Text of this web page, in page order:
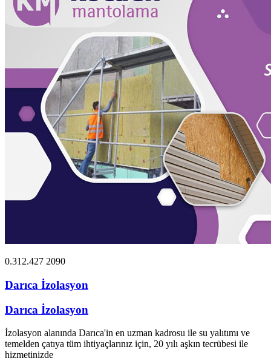
0.312.427 2090
Darıca İzolasyon
Darıca İzolasyon
İzolasyon alanında Darıca'in en uzman kadrosu ile su yalıtımı ve
temelden çatıya tüm ihtiyaçlarınız için, 20 yılı aşkın tecrübesi ile
hizmetinizde